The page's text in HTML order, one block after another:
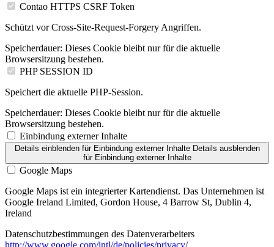
Contao HTTPS CSRF Token
Schützt vor Cross-Site-Request-Forgery Angriffen.
Speicherdauer: Dieses Cookie bleibt nur für die aktuelle
Browsersitzung bestehen.
PHP SESSION ID
Speichert die aktuelle PHP-Session.
Speicherdauer: Dieses Cookie bleibt nur für die aktuelle
Browsersitzung bestehen.
Einbindung externer Inhalte
Details einblendenfür Einbindung externer Inhalte Details ausblenden
für Einbindung externer Inhalte
Google Maps
Google Maps ist ein integrierter Kartendienst. Das Unternehmen ist
Google Ireland Limited, Gordon House, 4 Barrow St, Dublin 4,
Ireland
Datenschutzbestimmungen des Datenverarbeiters
http://www.google.com/intl/de/policies/privacy/